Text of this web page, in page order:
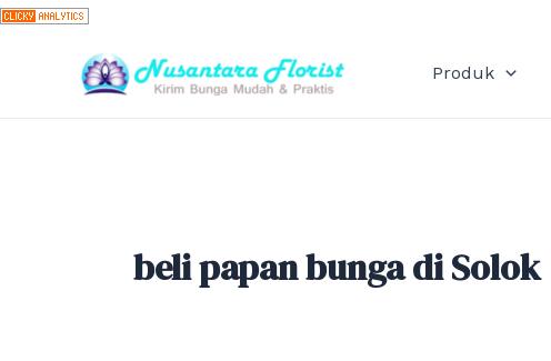
Skip
content
Produk
beli papan bunga di Solok